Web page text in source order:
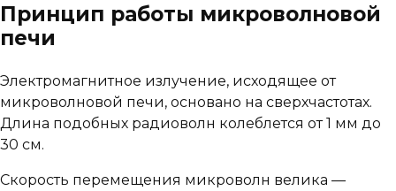
Принцип работы микроволновой
печи
Электромагнитное излучение, исходящее от
микроволновой печи, основано на сверхчастотах.
Длина подобных радиоволн колеблется от 1 мм до
30 см.
Скорость перемещения микроволн велика —